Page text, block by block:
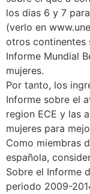
los dias 6 y 7
(verlo en
otros continentes
Informe Mundial
mujeres.
Por tanto, los
Informe sobre el
region ECE y las
mujeres para
Como miembras
española,
Sobre el Informe
periodo 2009-